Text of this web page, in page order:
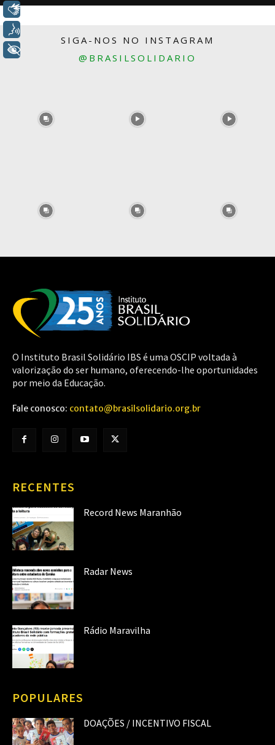
SIGA-NOS NO INSTAGRAM
@BRASILSOLIDARIO
O Instituto Brasil Solidário IBS é uma OSCIP voltada à
valorização do ser humano, oferecendo-lhe oportunidades
por meio da Educação.
Fale conosco: contato@brasilsolidario.org.br
RECENTES
Record News Maranhão
Radar News
Rádio Maravilha
POPULARES
DOAÇÕES / INCENTIVO FISCAL
Libras